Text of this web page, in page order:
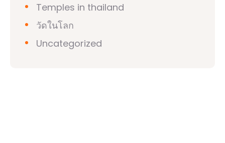
Temples in thailand
วัดในโลก
Uncategorized